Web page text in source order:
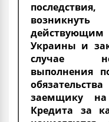
Украины и
случае
выполнения
заемщику
Кредита за